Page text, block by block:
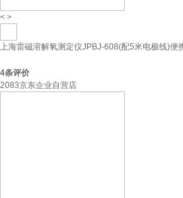
< >
上海雷磁溶解氧测定仪JPBJ-608(配5米电极线)
4条评价
2083京东企业自营店